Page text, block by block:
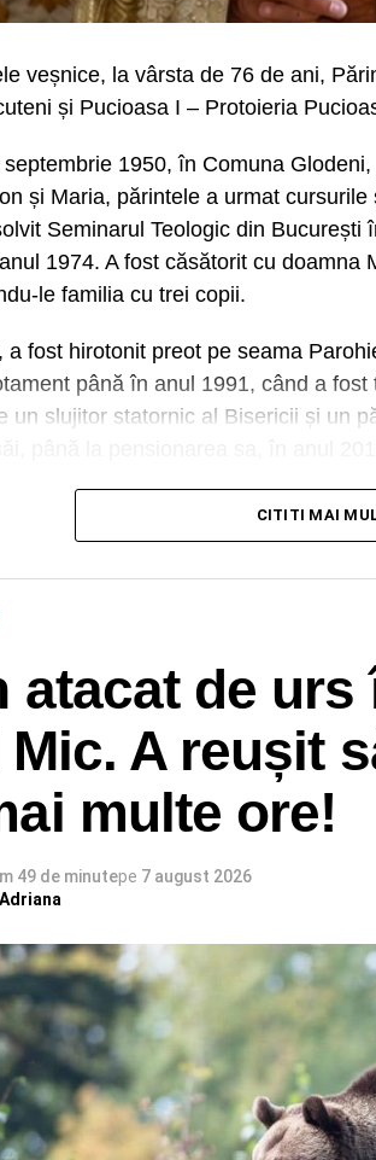
veșnice, la vârsta de 76 de ani,
și Pucioasa I – Protoieria
1950, în Comuna
și Maria, părintele a urmat
Seminarul Teologic din
1974. A fost căsătorit cu doamna
le familia cu trei copii.
a fost hirotonit preot pe seama
până în anul 1991, când a
un slujitor statornic al Bisericii și un
prin restaurarea picturii bisericii
de reabilitare a sfântului locaș,
12.00, după săvârșirea Sfintei
RECLAMA
Media și pe Google News
CITITI MAI
atacat de urs
Mic. A reușit
multe ore!
49 de minutepe 7 august 2026